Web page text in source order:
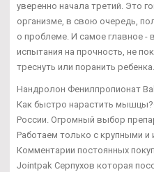
уверенно начала третий. Это
организме, в свою очередь,
о проблеме. И самое главное -
испытания на прочность, не
треснуть или поранить ребенка.
Нандролон Фенилпропионат
Как быстро нарастить
России. Огромный выбор
Работаем только с крупными
Комментарии постоянных
Jointpak Серпухов которая